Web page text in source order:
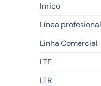
Inrico
Línea profesional
Linha Comercial
LTE
LTR